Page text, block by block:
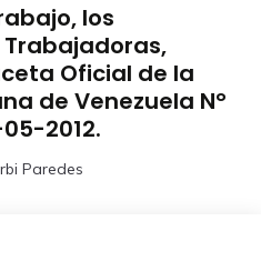
los
Oficial de la
de Venezuela N°
2012.
Paredes